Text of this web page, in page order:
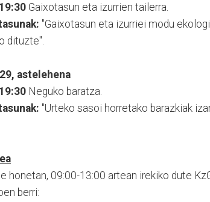
Gaixotasun eta izurrien tailerra.
"Gaixotasun eta izurriei modu
dituzte".
astelehena
Neguko baratza.
"Urteko sasoi horretako barazkiak
honetan, 09:00-13:00 artean irekiko dute
berri: